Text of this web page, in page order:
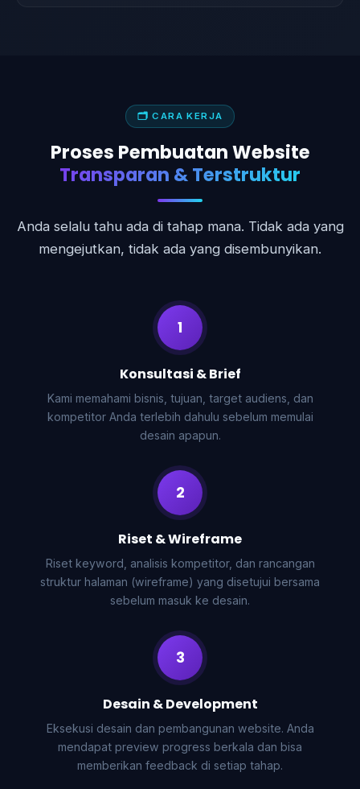
🗂 CARA KERJA
Proses Pembuatan Website
Transparan & Terstruktur
Anda selalu tahu ada di tahap mana. Tidak ada yang
mengejutkan, tidak ada yang disembunyikan.
1
Konsultasi & Brief
Kami memahami bisnis, tujuan, target audiens, dan
kompetitor Anda terlebih dahulu sebelum memulai
desain apapun.
2
Riset & Wireframe
Riset keyword, analisis kompetitor, dan rancangan
struktur halaman (wireframe) yang disetujui bersama
sebelum masuk ke desain.
3
Desain & Development
Eksekusi desain dan pembangunan website. Anda
mendapat preview progress berkala dan bisa
memberikan feedback di setiap tahap.